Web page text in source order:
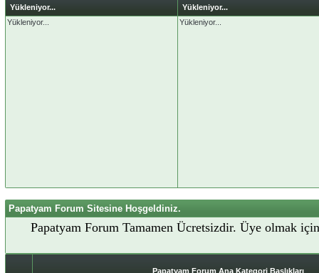
Yükleniyor...
Yükleniyor...
Yükleniyor...
Yükleniyor...
Papatyam Forum Sitesine Hoşgeldiniz.
Papatyam Forum Tamamen Ücretsizdir. Üye olmak
Papatyam Forum Ana Kategori Başlıkları